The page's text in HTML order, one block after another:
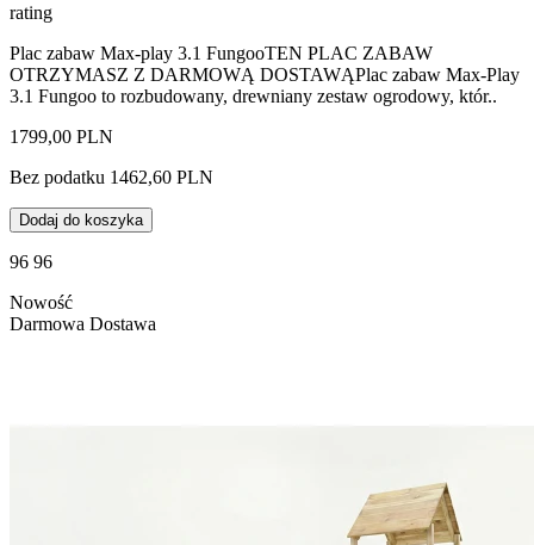
rating
Plac zabaw Max-play 3.1 FungooTEN PLAC ZABAW
OTRZYMASZ Z DARMOWĄ DOSTAWĄPlac zabaw Max-Play
3.1 Fungoo to rozbudowany, drewniany zestaw ogrodowy, któr..
1799,00 PLN
Bez podatku 1462,60 PLN
Dodaj do koszyka
96 96
Nowość
Darmowa Dostawa